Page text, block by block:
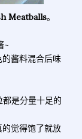
Meatballs。
~
酱料混合后味
是分量十足的
觉得饱了就放